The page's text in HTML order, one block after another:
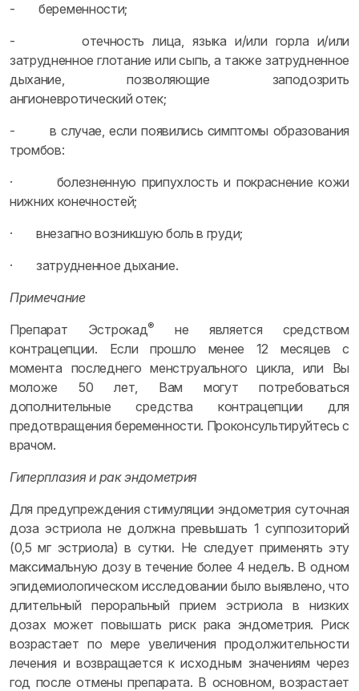
- беременности;
- отечность лица, языка и/или горла и/или
затрудненное глотание или сыпь, а также затрудненное
дыхание, позволяющие заподозрить
ангионевротический отек;
- в случае, если появились симптомы образования
тромбов:
· болезненную припухлость и покраснение кожи
нижних конечностей;
· внезапно возникшую боль в груди;
· затрудненное дыхание.
Примечание
Препарат Эстрокад®
не является средством
контрацепции. Если прошло менее 12 месяцев с
момента последнего менструального цикла, или Вы
моложе 50 лет, Вам могут потребоваться
дополнительные средства контрацепции для
предотвращения беременности. Проконсультируйтесь с
врачом.
Гиперплазия и рак эндометрия
Для предупреждения стимуляции эндометрия суточная
доза эстриола не должна превышать 1 суппозиторий
(0,5 мг эстриола) в сутки. Не следует применять эту
максимальную дозу в течение более 4 недель. В одном
эпидемиологическом исследовании было выявлено, что
длительный пероральный прием эстриола в низких
дозах может повышать риск рака эндометрия. Риск
возрастает по мере увеличения продолжительности
лечения и возвращается к исходным значениям через
год после отмены препарата. В основном, возрастает